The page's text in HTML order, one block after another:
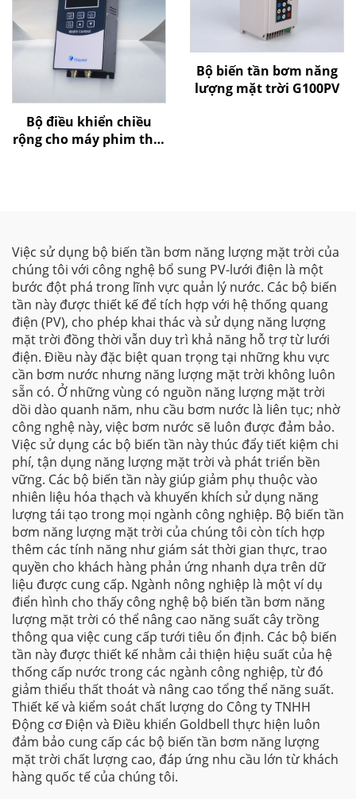
Bộ điều khiển chiều
rộng cho máy phim thổi
Bộ biến tần bơm năng
lượng mặt trời G100PV
Việc sử dụng bộ biến tần bơm năng lượng mặt trời của
chúng tôi với công nghệ bổ sung PV-lưới điện là một
bước đột phá trong lĩnh vực quản lý nước. Các bộ biến
tần này được thiết kế để tích hợp với hệ thống quang
điện (PV), cho phép khai thác và sử dụng năng lượng
mặt trời đồng thời vẫn duy trì khả năng hỗ trợ từ lưới
điện. Điều này đặc biệt quan trọng tại những khu vực
cần bơm nước nhưng năng lượng mặt trời không luôn
sẵn có. Ở những vùng có nguồn năng lượng mặt trời
dồi dào quanh năm, nhu cầu bơm nước là liên tục; nhờ
công nghệ này, việc bơm nước sẽ luôn được đảm bảo.
Việc sử dụng các bộ biến tần này thúc đẩy tiết kiệm chi
phí, tận dụng năng lượng mặt trời và phát triển bền
vững. Các bộ biến tần này giúp giảm phụ thuộc vào
nhiên liệu hóa thạch và khuyến khích sử dụng năng
lượng tái tạo trong mọi ngành công nghiệp. Bộ biến tần
bơm năng lượng mặt trời của chúng tôi còn tích hợp
thêm các tính năng như giám sát thời gian thực, trao
quyền cho khách hàng phản ứng nhanh dựa trên dữ
liệu được cung cấp. Ngành nông nghiệp là một ví dụ
điển hình cho thấy công nghệ bộ biến tần bơm năng
lượng mặt trời có thể nâng cao năng suất cây trồng
thông qua việc cung cấp tưới tiêu ổn định. Các bộ biến
tần này được thiết kế nhằm cải thiện hiệu suất của hệ
thống cấp nước trong các ngành công nghiệp, từ đó
giảm thiểu thất thoát và nâng cao tổng thể năng suất.
Thiết kế và kiểm soát chất lượng do Công ty TNHH
Động cơ Điện và Điều khiển Goldbell thực hiện luôn
đảm bảo cung cấp các bộ biến tần bơm năng lượng
mặt trời chất lượng cao, đáp ứng nhu cầu lớn từ khách
hàng quốc tế của chúng tôi.